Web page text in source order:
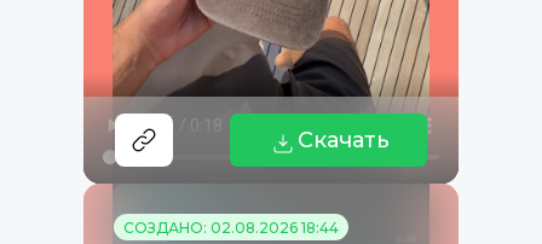
Скачать
СОЗДАНО: 02.08.2026 18:44